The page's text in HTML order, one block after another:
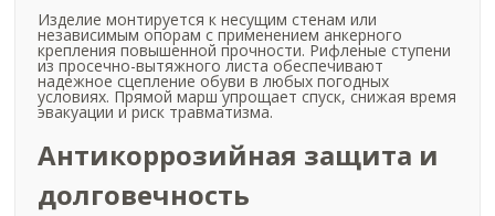
Изделие монтируется к несущим стенам или
независимым опорам с применением анкерного
крепления повышенной прочности. Рифленые ступени
из просечно-вытяжного листа обеспечивают
надежное сцепление обуви в любых погодных
условиях. Прямой марш упрощает спуск, снижая время
эвакуации и риск травматизма.
Антикоррозийная защита и
долговечность